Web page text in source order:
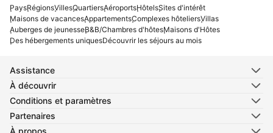
PaysRégionsVillesQuartiersAéroportsHôtelsSites d'intérêt
Maisons de vacancesAppartementsComplexes hôteliersVillas
Auberges de jeunesseB&B/Chambres d'hôtesMaisons d'Hôtes
Des hébergements uniquesDécouvrir les séjours au mois
Assistance
À découvrir
Conditions et paramètres
Partenaires
À propos